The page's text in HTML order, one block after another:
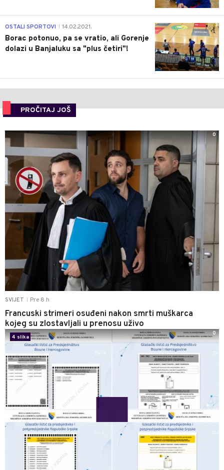
3
OSTALI SPORTOVI 14.02.2021.
Borac potonuo, pa se vratio, ali Gorenje
dolazi u Banjaluku sa "plus četiri"!
PROČITAJ JOŠ
SVIJET Pre 8 h
Francuski strimeri osuđeni nakon smrti muškarca
kojeg su zlostavljali u prenosu uživo
0
4 slika
0